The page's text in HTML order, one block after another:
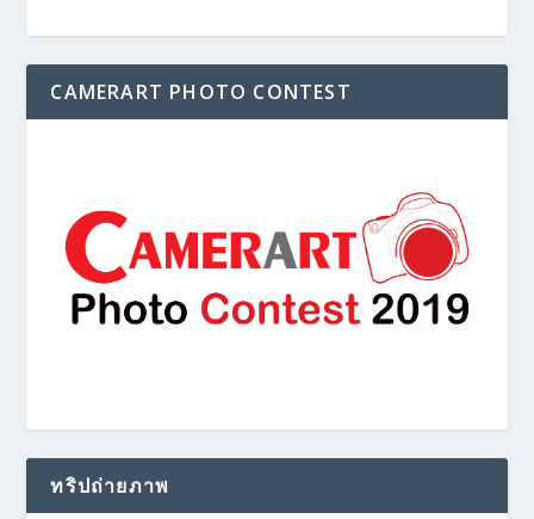
CAMERART PHOTO CONTEST
ทริปถ่ายภาพ